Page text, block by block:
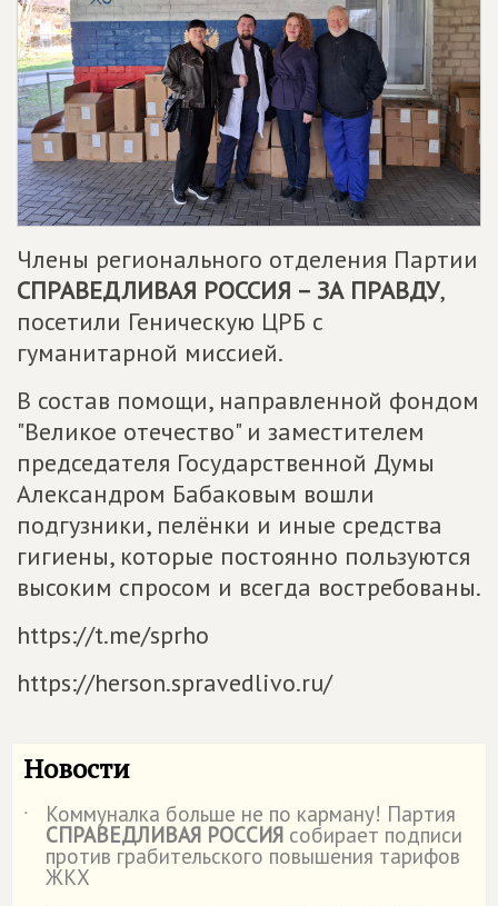
Члены регионального отделения Партии
СПРАВЕДЛИВАЯ РОССИЯ – ЗА ПРАВДУ,
посетили Геническую ЦРБ с
гуманитарной миссией.
В состав помощи, направленной фондом
"Великое отечество" и заместителем
председателя Государственной Думы
Александром Бабаковым вошли
подгузники, пелёнки и иные средства
гигиены, которые постоянно пользуются
высоким спросом и всегда востребованы.
https://t.me/sprho
https://herson.spravedlivo.ru/
Новости
˙ Коммуналка больше не по карману! Партия
СПРАВЕДЛИВАЯ РОССИЯ собирает подписи
против грабительского повышения тарифов
ЖКХ